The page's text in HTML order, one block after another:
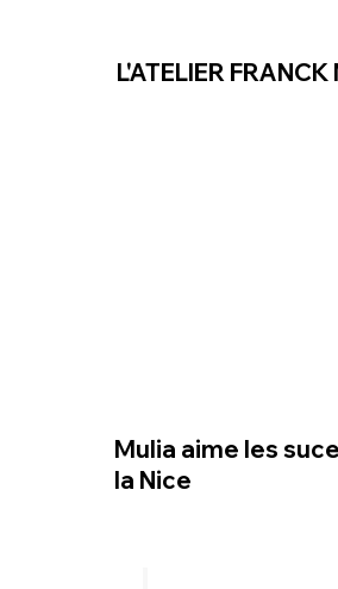
L'ATELIER FRANCK
Mulia aime les
la Nice